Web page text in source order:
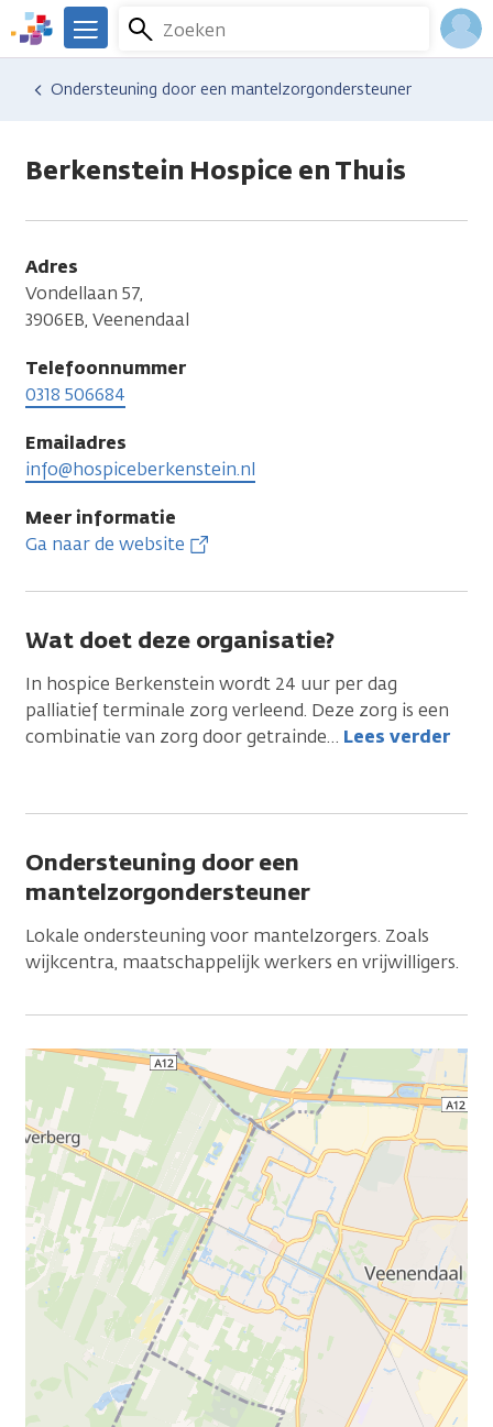
Overslaan
en
naar
We
er
Kanker.nl
Zoeken
Menu
Hulp en ondersteuning
Vind hulp bij kanker
Ondersteuning door een mantelzorgondersteuner
Berkenstein Hospice en Thuis
Adres
Vondellaan 57,
3906EB, Veenendaal
Telefoonnummer
0318 506684
Emailadres
info@hospiceberkenstein.nl
Meer informatie
Ga naar de website
Wat doet deze organisatie?
In hospice Berkenstein wordt 24 uur per dag
palliatief terminale zorg verleend. Deze zorg is een
combinatie van zorg door getrainde… Lees verder
Ondersteuning door een
mantelzorgondersteuner
Lokale ondersteuning voor mantelzorgers. Zoals
wijkcentra, maatschappelijk werkers en vrijwilligers.